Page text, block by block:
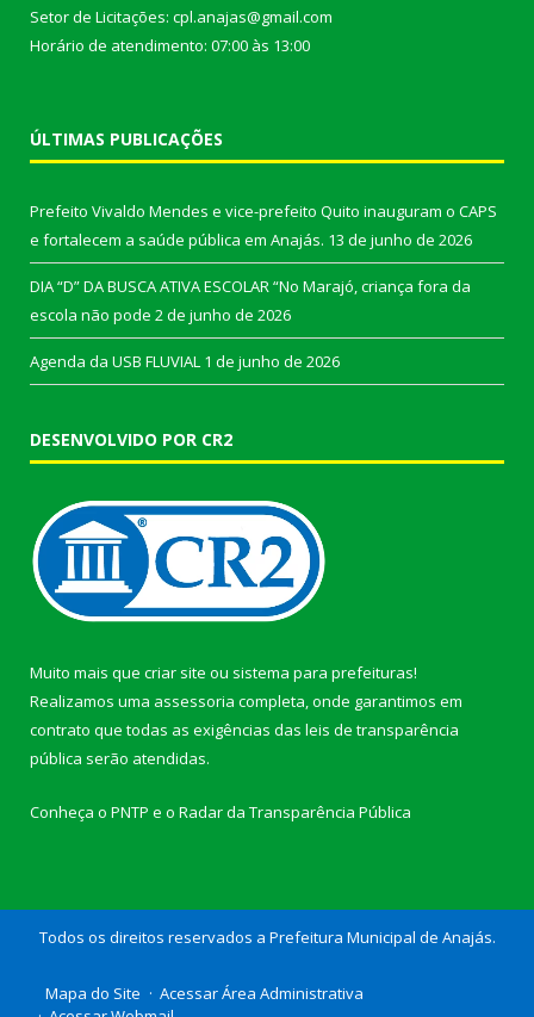
Setor de Licitações: cpl.anajas@gmail.com
Horário de atendimento: 07:00 às 13:00
ÚLTIMAS PUBLICAÇÕES
Prefeito Vivaldo Mendes e vice-prefeito Quito inauguram o CAPS
e fortalecem a saúde pública em Anajás. 13 de junho de 2026
DIA “D” DA BUSCA ATIVA ESCOLAR “No Marajó, criança fora da
escola não pode 2 de junho de 2026
Agenda da USB FLUVIAL 1 de junho de 2026
DESENVOLVIDO POR CR2
Muito mais que criar site ou sistema para prefeituras!
Realizamos uma assessoria completa, onde garantimos em
contrato que todas as exigências das leis de transparência
pública serão atendidas.
Conheça o PNTP e o Radar da Transparência Pública
Todos os direitos reservados a Prefeitura Municipal de Anajás.
Mapa do Site
Acessar Área Administrativa